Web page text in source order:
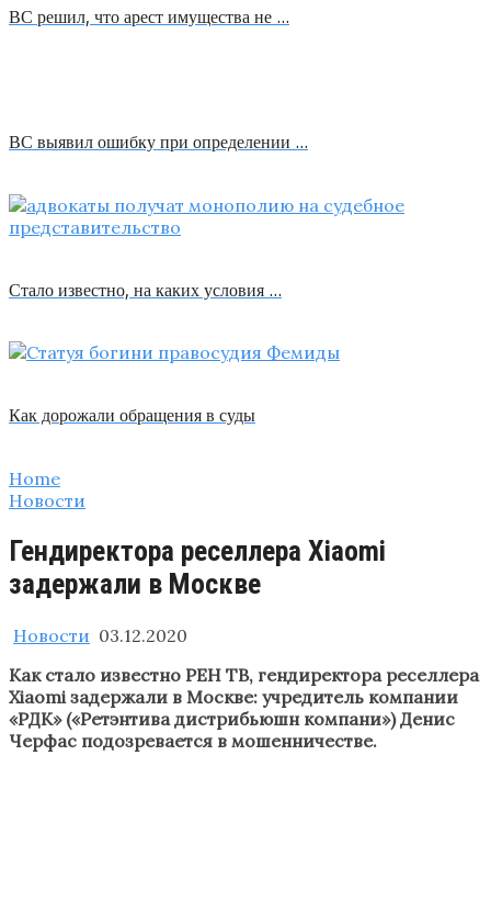
ВС решил, что арест имущества не …
ВС выявил ошибку при определении …
Стало известно, на каких условия …
Как дорожали обращения в суды
Home
Новости
Гендиректора реселлера Xiaomi
задержали в Москве
Новости 03.12.2020
Как стало известно РЕН ТВ, гендиректора реселлера
Xiaomi задержали в Москве: учредитель компании
«РДК» («Ретэнтива дистрибьюшн компани») Денис
Черфас подозревается в мошенничестве.